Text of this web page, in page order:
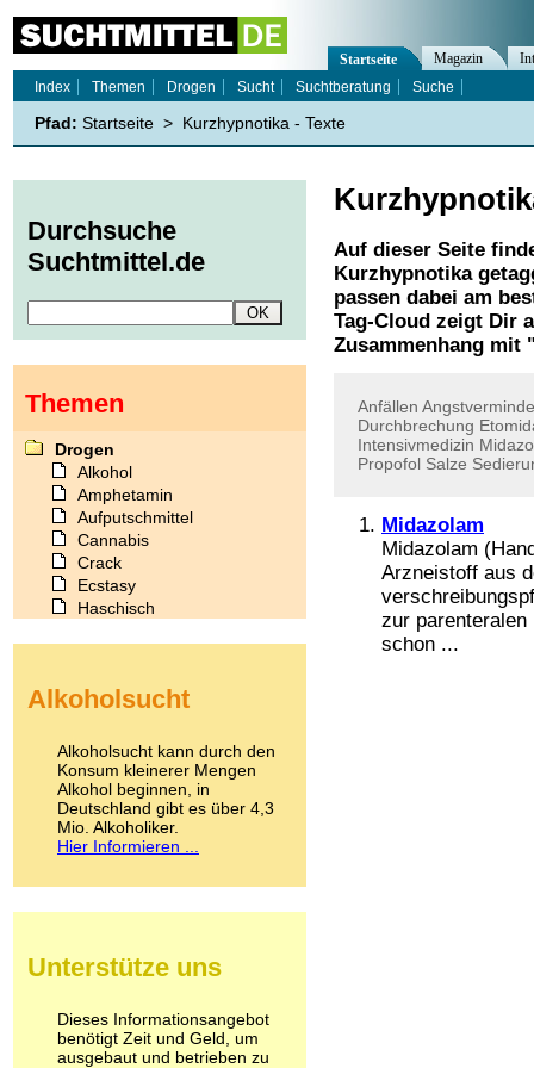
Auf dieser Seite
Kurzhypnotika
passen dabei am
Tag-Cloud zeigt Dir
Zusammenhang mit
Anfällen
Durchbrechung
Intensivmedizin
Propofol Salze
Midazolam
Midazolam
Arzneistoff aus
zur parenteralen
schon ...
Startseite Magazin
Index
Themen Drogen Sucht Suchtberatung Suche
Pfad: Startseite > Kurzhypnotika - Texte
Durchsuche
Suchtmittel.de
Themen
Drogen
Alkohol
Amphetamin
Aufputschmittel
Cannabis
Crack
Ecstasy
Haschisch
Kokain
LSD
Marihuana
Medikamente
Meskalin
Metamphetamin
Methadon
Pilze
Psychopharmaka
Schlafmittel
Schmerzmittel
Alkoholsucht
Alkoholsucht kann durch den
Konsum kleinerer Mengen
Alkohol beginnen, in
Deutschland gibt es über 4,3
Mio. Alkoholiker.
Hier Informieren ...
Unterstütze uns
Dieses Informationsangebot
benötigt Zeit und Geld, um
ausgebaut und betrieben zu